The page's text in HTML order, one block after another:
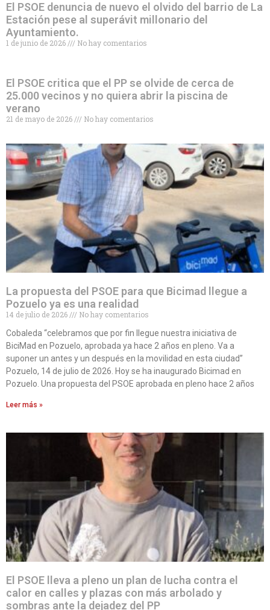
El PSOE denuncia de nuevo el olvido del barrio de La
Estación pese al superávit millonario del
Ayuntamiento.
1 de junio de 2026 No hay comentarios
El PSOE critica que el PP se olvide de cerca de
25.000 vecinos y no quiera abrir la piscina de
verano
21 de mayo de 2026 No hay comentarios
La propuesta del PSOE para que Bicimad llegue a
Pozuelo ya es una realidad
14 de julio de 2026
No hay comentarios
Cobaleda “celebramos que por fin llegue nuestra iniciativa de
BiciMad en Pozuelo, aprobada ya hace 2 años en pleno. Va a
suponer un antes y un después en la movilidad en esta ciudad”
Pozuelo, 14 de julio de 2026. Hoy se ha inaugurado Bicimad en
Pozuelo. Una propuesta del PSOE aprobada en pleno hace 2 años
Leer más »
El PSOE lleva a pleno un plan de lucha contra el
calor en calles y plazas con más arbolado y
sombras ante la dejadez del PP